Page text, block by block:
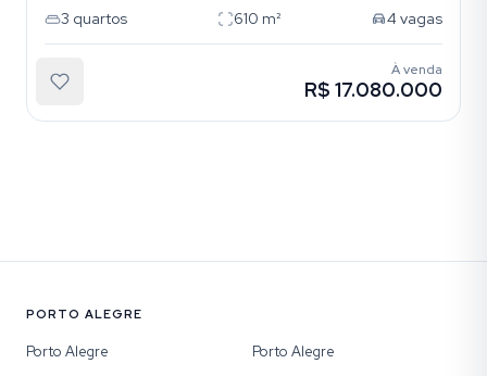
3 quartos 610 m² 4 vagas
À venda
R$ 17.080.000
PORTO ALEGRE
Porto Alegre
Porto Alegre